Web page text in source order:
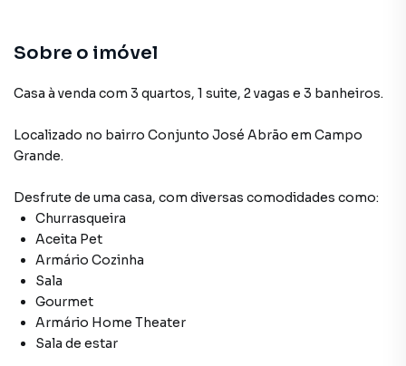
Sobre o imóvel
Casa à venda com 3 quartos, 1 suite, 2 vagas e 3 banheiros.
Localizado no bairro Conjunto José Abrão em Campo
Grande.
Desfrute de uma casa, com diversas comodidades como:
Churrasqueira
Aceita Pet
Armário Cozinha
Sala
Gourmet
Armário Home Theater
Sala de estar